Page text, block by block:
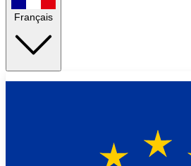
Français